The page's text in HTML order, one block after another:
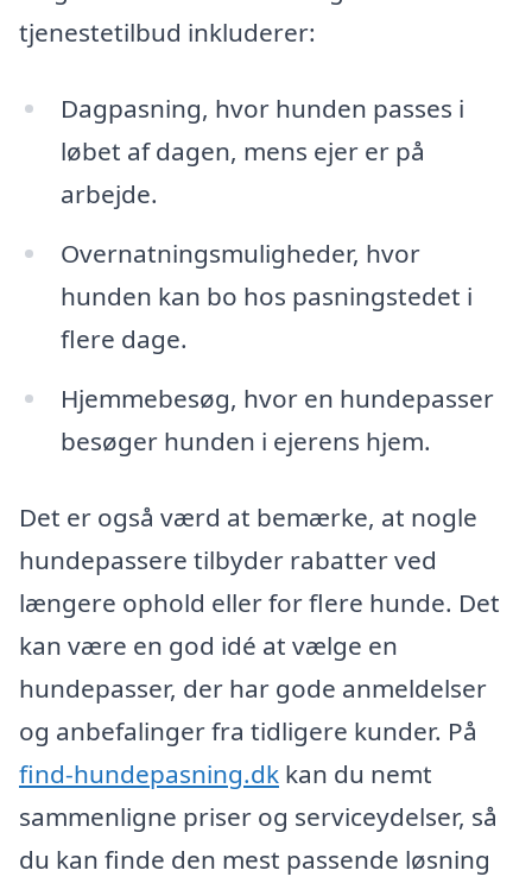
tjenestetilbud inkluderer:
Dagpasning, hvor hunden passes i
løbet af dagen, mens ejer er på
arbejde.
Overnatningsmuligheder, hvor
hunden kan bo hos pasningstedet i
flere dage.
Hjemmebesøg, hvor en hundepasser
besøger hunden i ejerens hjem.
Det er også værd at bemærke, at nogle
hundepassere tilbyder rabatter ved
længere ophold eller for flere hunde. Det
kan være en god idé at vælge en
hundepasser, der har gode anmeldelser
og anbefalinger fra tidligere kunder. På
find-hundepasning.dk kan du nemt
sammenligne priser og serviceydelser, så
du kan finde den mest passende løsning